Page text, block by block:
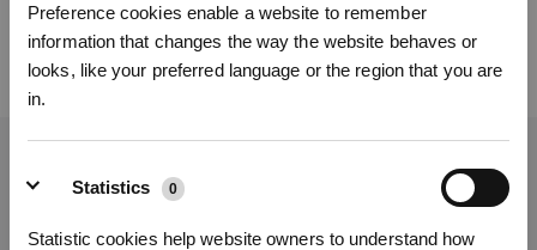
Preference cookies enable a website to remember
information that changes the way the website behaves or
looks, like your preferred language or the region that you are
in.
Statistics 0
Statistic cookies help website owners to understand how
Obtenez les dernières nouvelles d'ECOVACS
SOUMETTRE
Inscrivez-vous et recevez